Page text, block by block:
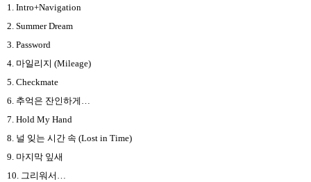
1. Intro+Navigation
2. Summer Dream
3. Password
4. 마일리지 (Mileage)
5. Checkmate
6. 추억은 잔인하게
7. Hold My Hand
8. 널 잊는 시간 속 (Lost in Time)
9. 마지막 잎새
10. 그리워서